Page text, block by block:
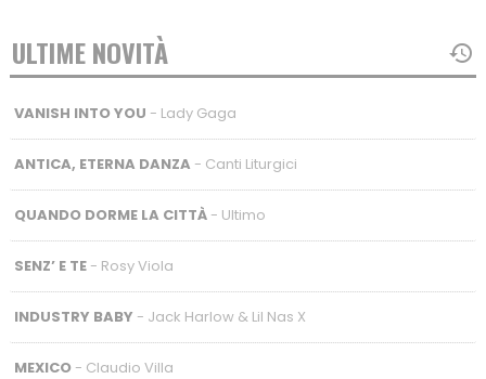
ULTIME NOVITÀ
VANISH INTO YOU - Lady Gaga
ANTICA, ETERNA DANZA - Canti Liturgici
QUANDO DORME LA CITTÀ- Ultimo
SENZ’ E TE- Rosy Viola
INDUSTRY BABY - Jack Harlow & Lil Nas X
MEXICO- Claudio Villa